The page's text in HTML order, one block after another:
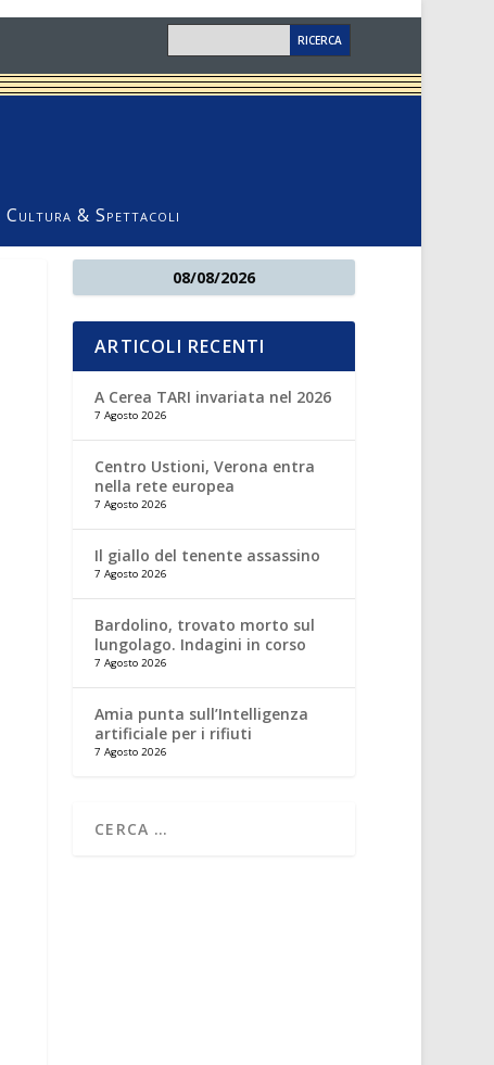
Cultura & Spettacoli
08/08/2026
ARTICOLI RECENTI
A Cerea TARI invariata nel 2026
7 Agosto 2026
Centro Ustioni, Verona entra
nella rete europea
7 Agosto 2026
Il giallo del tenente assassino
7 Agosto 2026
Bardolino, trovato morto sul
lungolago. Indagini in corso
7 Agosto 2026
Amia punta sull’Intelligenza
artificiale per i rifiuti
7 Agosto 2026